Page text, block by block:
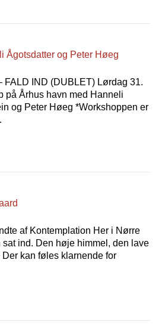
FALD IND (DUBLET) Lørdag 31.
på Århus havn med Hanneli
og Peter Høeg *Workshoppen er
af Kontemplation Her i Nørre
ind. Den høje himmel, den lave
kan føles klarnende for